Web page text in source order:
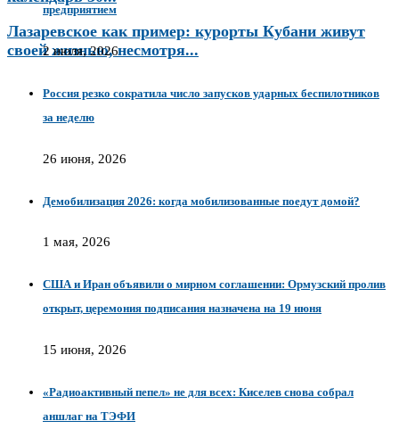
Лазаревское как пример: курорты Кубани живут
своей жизнью, несмотря...
предприятием
2 июля, 2026
Россия резко сократила число запусков ударных беспилотников
за неделю
26 июня, 2026
Демобилизация 2026: когда мобилизованные поедут домой?
1 мая, 2026
США и Иран объявили о мирном соглашении: Ормузский пролив
открыт, церемония подписания назначена на 19 июня
15 июня, 2026
«Радиоактивный пепел» не для всех: Киселев снова собрал
аншлаг на ТЭФИ